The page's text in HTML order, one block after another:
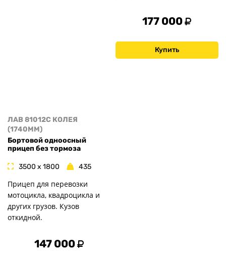
ЛАВ 81012C КОЛЕЯ
(1740MM)
Бортовой одноосный
прицеп без тормоза
3500 x 1800 435
Прицеп для перевозки
мотоцикла, квадроцикла и
других грузов. Кузов
откидной.
147 000
177 000
Купить